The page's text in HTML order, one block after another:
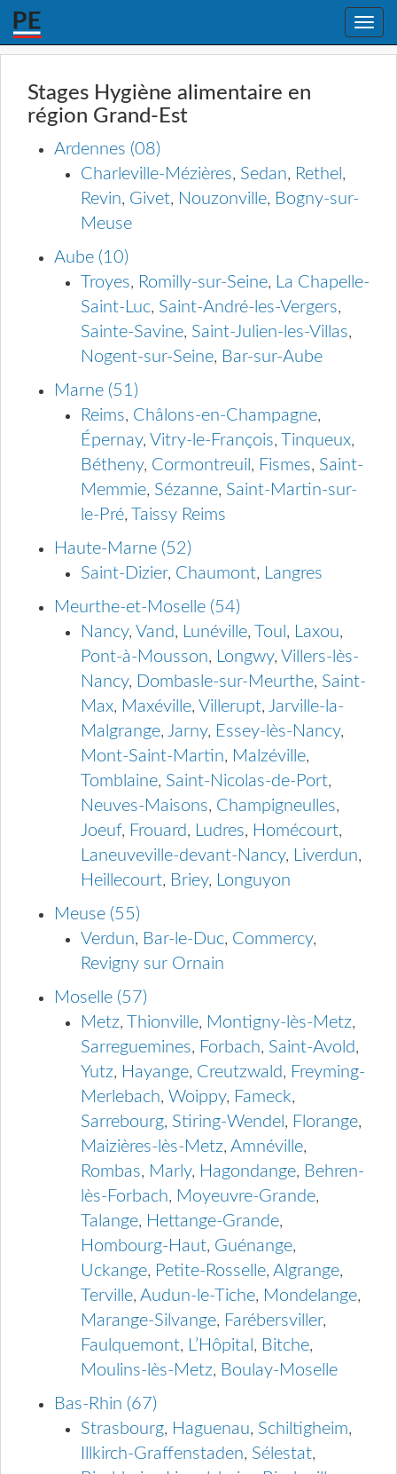
Toggle
Stages Hygiène alimentaire en
région Grand-Est
Ardennes (08)
Charleville-Mézières, Sedan, Rethel ,
Revin, Givet, Nouzonville, Bogny-sur-
Meuse
Aube (10)
Troyes, Romilly-sur-Seine, La Chapelle-
Saint-Luc, Saint-André-les-Vergers,
Sainte-Savine, Saint-Julien-les-Villas,
Nogent-sur-Seine, Bar-sur-Aube
Marne (51)
Reims, Châlons-en-Champagne,
Épernay, Vitry-le-François, Tinqueux,
Bétheny, Cormontreuil , Fismes, Saint-
Memmie, Sézanne, Saint-Martin-sur-
le-Pré,
Taissy Reims
Haute-Marne (52)
Saint-Dizier, Chaumont, Langres
Meurthe-et-Moselle (54)
Nancy, Vand, Lunéville, Toul , Laxou,
Pont-à-Mousson, Longwy, Villers-lès-
Nancy, Dombasle-sur-Meurthe, Saint-
Max, Maxéville, Villerupt, Jarville-la-
Malgrange, Jarny, Essey-lès-Nancy,
Mont-Saint-Martin, Malzéville,
Tomblaine, Saint-Nicolas-de-Port,
Neuves-Maisons, Champigneulles,
Joeuf, Frouard, Ludres, Homécourt,
Laneuveville-devant-Nancy, Liverdun,
Heillecourt, Briey, Longuyon
Meuse (55)
Verdun, Bar-le-Duc, Commercy,
Revigny sur Ornain
Moselle (57)
Metz, Thionville, Montigny-lès-Metz,
Sarreguemines, Forbach, Saint-Avold,
Yutz, Hayange, Creutzwald, Freyming-
Merlebach, Woippy, Fameck,
Sarrebourg, Stiring-Wendel , Florange,
Maizières-lès-Metz, Amnéville,
Rombas, Marly, Hagondange, Behren-
lès-Forbach, Moyeuvre-Grande,
Talange, Hettange-Grande,
Hombourg-Haut, Guénange,
Uckange, Petite-Rosselle, Algrange,
Terville, Audun-le-Tiche, Mondelange,
Marange-Silvange, Farébersviller,
Faulquemont, L’Hôpital , Bitche,
Moulins-lès-Metz, Boulay-Moselle
Bas-Rhin (67)
Strasbourg, Haguenau, Schiltigheim,
Illkirch-Graffenstaden, Sélestat,